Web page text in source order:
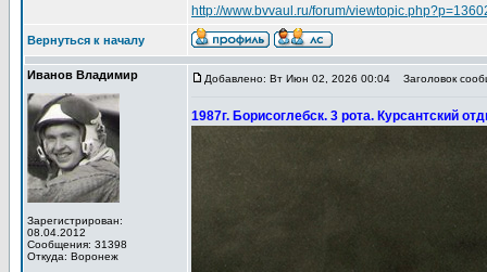
http://www.bvvaul.ru/forum/
Вернуться к началу
Иванов Владимир
Зарегистрирован:
08.04.2012
Сообщения: 31398
Откуда: Воронеж
Добавлено: Вт Июн 02, 2026 00:04 Заголовок
1987г. Борисоглебск. 3 рота. Курсантский